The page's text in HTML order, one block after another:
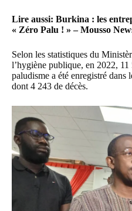
Lire aussi: Burkina : les
« Zéro Palu ! » – Mousso
Selon les statistiques du
l’hygiène publique, en 2022, 11
paludisme a été enregistré dans
dont 4 243 de décès.